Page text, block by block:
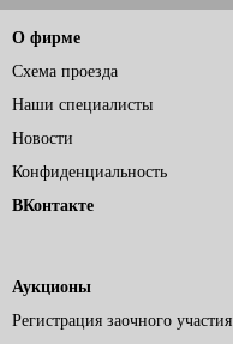
О фирме
Схема проезда
Наши специалисты
Новости
Конфиденциальность
ВКонтакте
Аукционы
Регистрация заочного участия